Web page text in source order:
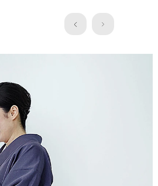
ったり”洒落水引ワーク